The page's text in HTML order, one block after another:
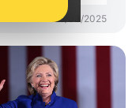
25/03/2025